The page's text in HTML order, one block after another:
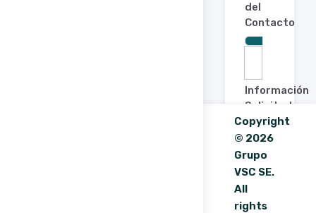
del
Contacto
Información
Solicitada
Copyright
© 2026
Grupo
VSC SE.
All
rights